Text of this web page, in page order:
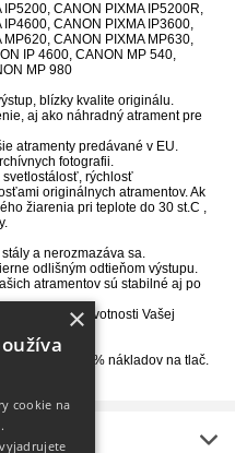
CANON PIXMA IP5200R,
CANON PIXMA IP3600,
CANON PIXMA MP630,
IP 4600, CANON MP 540,
MP 980
blízky kvalite originálu.
aj ako náhradný atrament pre
atramenty predávané v EU.
fotografii.
rýchlosť
originálnych atramentov. Ak
žiarenia pri teplote do 30 st.C ,
a nerozmazáva sa.
odlišným odtieňom výstupu.
atramentov sú stabilné aj po
k predĺženiu životnosti Vašej
a šetríte až 85% nákladov na tlač.
×
cookie na